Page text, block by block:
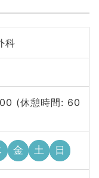
科
(休憩時間: 60
金 土 日